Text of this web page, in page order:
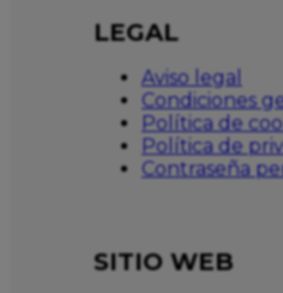
LEGAL
Aviso legal
Condiciones
Política de
Política de
Contraseña
SITIO WEB